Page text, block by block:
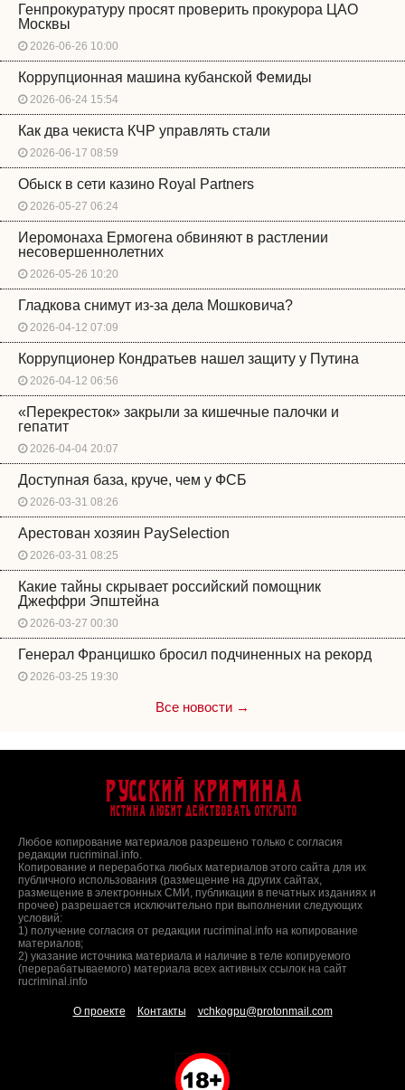
Генпрокуратуру просят проверить прокурора ЦАО
Москвы
2026-06-26 10:00
Коррупционная машина кубанской Фемиды
2026-06-24 15:54
Как два чекиста КЧР управлять стали
2026-06-17 08:59
Обыск в сети казино Royal Partners
2026-05-27 06:24
Иеромонаха Ермогена обвиняют в растлении
несовершеннолетних
2026-05-26 10:20
Гладкова снимут из-за дела Мошковича?
2026-04-12 07:09
Коррупционер Кондратьев нашел защиту у Путина
2026-04-12 06:56
«Перекресток» закрыли за кишечные палочки и
гепатит
2026-04-04 20:07
Доступная база, круче, чем у ФСБ
2026-03-31 08:26
Арестован хозяин PaySelection
2026-03-31 08:25
Какие тайны скрывает российский помощник
Джеффри Эпштейна
2026-03-27 00:30
Генерал Францишко бросил подчиненных на рекорд
2026-03-25 19:30
Все новости →
Русский Криминал
Истина любит действовать открыто
Любое копирование материалов разрешено только с согласия
редакции rucriminal.info.
Копирование и переработка любых материалов этого сайта для их
публичного использования (размещение на других сайтах,
размещение в электронных СМИ, публикации в печатных изданиях и
прочее) разрешается исключительно при выполнении следующих
условий:
1) получение согласия от редакции rucriminal.info на копирование
материалов;
2) указание источника материала и наличие в теле копируемого
(перерабатываемого) материала всех активных ссылок на сайт
rucriminal.info
О проекте Контакты vchkogpu@protonmail.com